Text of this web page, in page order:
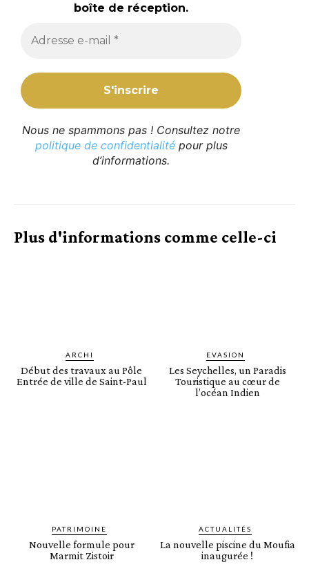
boîte de réception.
Nous ne spammons pas ! Consultez notre
politique de confidentialitépour plus
d’informations.
Plus d'informations comme celle-ci
ARCHI
Début des travaux au Pôle
Entrée de ville de Saint-Paul
EVASION
Les Seychelles, un Paradis
Touristique au cœur de
l’océan Indien
PATRIMOINE
Nouvelle formule pour
Marmit Zistoir
ACTUALITÉS
La nouvelle piscine du Moufia
inaugurée !